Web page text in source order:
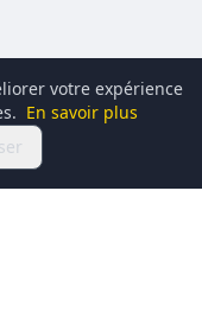
votre expérience
En savoir plus